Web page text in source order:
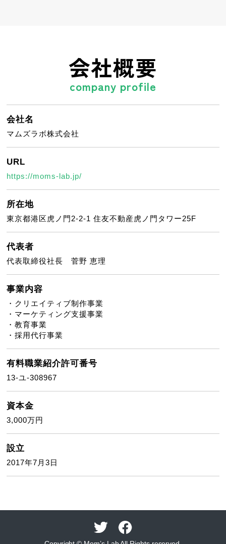
会社概要
company profile
会社名
マムズラボ株式会社
URL
https://moms-lab.jp/
所在地
東京都港区虎ノ門2-2-1 住友不動産虎ノ門タワー25F
代表者
代表取締役社長 菅野 恵理
事業内容
・クリエイティブ制作事業
・マーケティング支援事業
・教育事業
・採用代行事業
有料職業紹介許可番号
13-ユ-308967
資本金
3,000万円
設立
2017年7月3日